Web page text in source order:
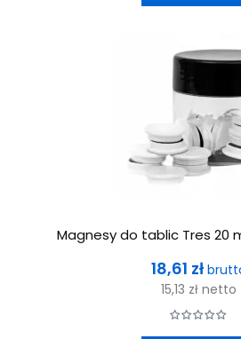
Magnesy do tablic Tres 20
Cena
18,61 zł
15,13 zł netto